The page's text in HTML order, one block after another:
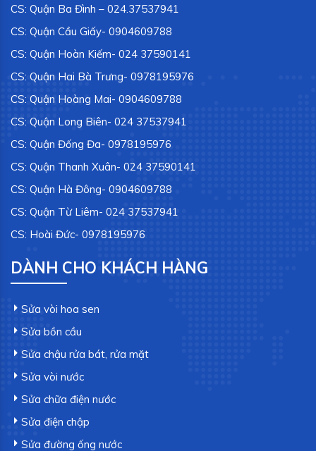
CS: Quận Ba Đình – 024.37537941
CS: Quận Cầu Giấy- 0904609788
CS: Quận Hoàn Kiếm- 024 37590141
CS: Quận Hai Bà Trưng- 0978195976
CS: Quận Hoàng Mai- 0904609788
CS: Quận Long Biên- 024 37537941
CS: Quận Đống Đa- 0978195976
CS: Quận Thanh Xuân- 024 37590141
CS: Quận Hà Đông- 0904609788
CS: Quận Từ Liêm- 024 37537941
CS: Hoài Đức- 0978195976
DÀNH CHO KHÁCH HÀNG
Sửa vòi hoa sen
Sửa bồn cầu
Sửa chậu rửa bát, rửa mặt
Sửa vòi nước
Sửa chữa điện nước
Sửa điện chập
Sửa đường ống nước